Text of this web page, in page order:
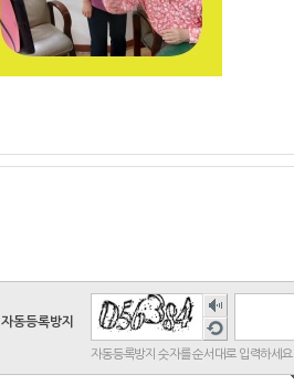
자동등록방지
숫자
음성
듣기
새로
고침
자동등록방지 숫자를 순서대로 입력하세요.